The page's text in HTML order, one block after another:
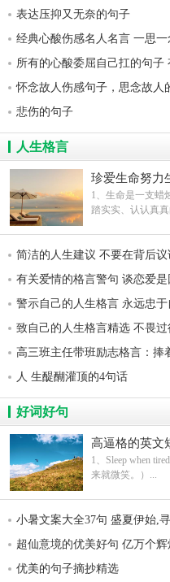
表达压抑又无奈的句子
经典心酸伤感名人名言 一思
所有的心酸委屈自己扛的句子
怀念故人伤感句子，思念故人
悲伤的句子
人生格言
珍爱生命努力
1、生命是一支蜡
踏实实、认认真真
简洁的人生建议 不要在背后议
有关爱情的格言警句 谈恋爱
警示自己的人生格言 永远忠
致自己的人生格言精选 不畏
高三班主任带班励志格言：捧
人 生醍醐灌顶的4句话
好词好句
高逼格的英文
1、Sleep when
来就微笑。）...
小暑文案大全37句 盛夏伊始,
超仙意境的优美好句 亿万个
优美的句子摘抄精选